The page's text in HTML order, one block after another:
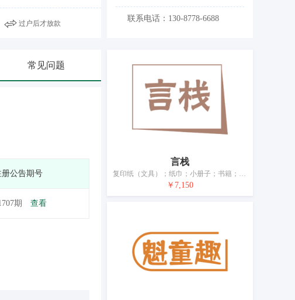
过户后才放款
常见问题
册公告期号
期 查看
联系电话：130-8778-6688
言栈
复印纸（文具）；纸巾；小册子；书籍；保鲜膜；文件夹；文具；钢笔；绘图用圆规；数学教具
￥7,150